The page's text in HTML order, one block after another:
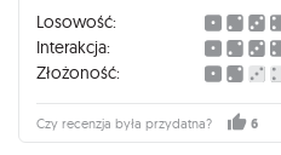
łatwe zadnie ale przy odrobinie
Eldrich Horror, to świetna gra
długie godziny. Wspólnie ze
kawałek papieru, który jest
raz napsuje ci nerwów p Przed
polecam wykonanie
Losowość:
Interakcja:
Złożoność:
Czy recenzja była przydatna? 6